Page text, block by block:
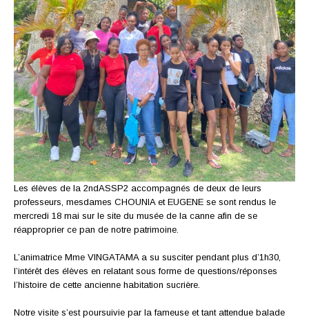
Les élèves de la 2ndASSP2 accompagnés de deux de leurs
professeurs, mesdames CHOUNIA et EUGENE se sont rendus le
mercredi 18 mai sur le site du musée de la canne afin de se
réapproprier ce pan de notre patrimoine.
L’animatrice Mme VINGATAMA a su susciter pendant plus d’1h30,
l’intérêt des élèves en relatant sous forme de questions/réponses
l’histoire de cette ancienne habitation sucrière.
Notre visite s’est poursuivie par la fameuse et tant attendue balade